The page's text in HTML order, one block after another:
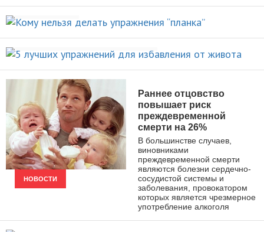
ВИДЫ СПОРТА
“планка”
НОВОСТИ
5 лучших упражнений для
избавления от живота
ПОХУДЕНИЕ
НОВОСТИ
Раннее отцовство
повышает риск
преждевременной
смерти на 26%
В большинстве случаев,
виновниками
преждевременной смерти
являются болезни сердечно-
сосудистой системы и
заболевания, провокатором
которых является чрезмерное
употребление алкоголя